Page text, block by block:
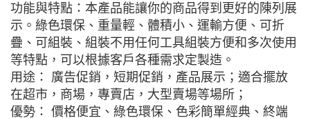
功能與特點：本產品能讓你的商品得到更好的陳列展
示。綠色環保、重量輕、體積小、運輸方便、可折
疊、可組裝、組裝不用任何工具組裝方便和多次使用
等特點，可以根據客戶各種需求定製造。
用途： 廣告促銷，短期促銷，產品展示；適合擺放
在超市，商場，專賣店，大型賣場等場所；
優勢： 價格便宜、綠色環保、色彩簡單經典、終端